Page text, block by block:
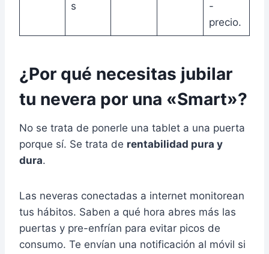
s
-
precio.
¿Por qué necesitas jubilar
tu nevera por una «Smart»?
No se trata de ponerle una tablet a una puerta
porque sí. Se trata de rentabilidad pura y
dura.
Las neveras conectadas a internet monitorean
tus hábitos. Saben a qué hora abres más las
puertas y pre-enfrían para evitar picos de
consumo. Te envían una notificación al móvil si